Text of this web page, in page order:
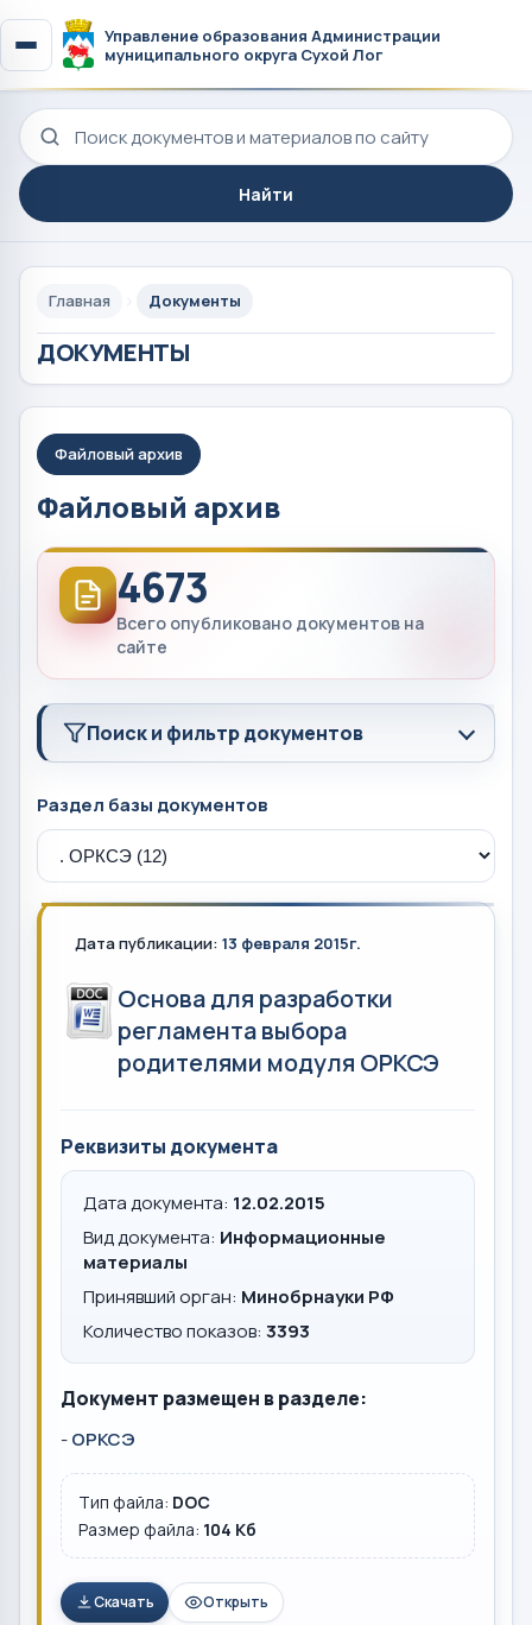
Управление образования Администрации
муниципального округа Сухой Лог
Поиск по сайту
Найти
Главная Документы
ДОКУМЕНТЫ
Файловый архив
Файловый архив
4673
Всего опубликовано документов на
сайте
Поиск и фильтр документов
Раздел базы документов
Дата публикации: 13 февраля 2015г.
Основа для разработки
регламента выбора
родителями модуля ОРКСЭ
Реквизиты документа
Дата документа: 12.02.2015
Вид документа: Информационные
материалы
Принявший орган: Минобрнауки РФ
Количество показов: 3393
Документ размещен в разделе:
-ОРКСЭ
Тип файла: DOC
Размер файла: 104 Кб
Скачать Открыть